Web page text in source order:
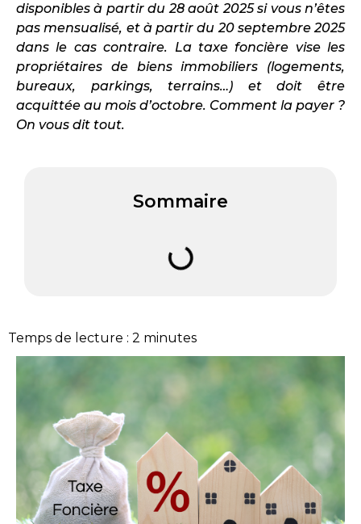
disponibles à partir du 28 août 2025 si vous n’êtes
pas mensualisé, et à partir du 20 septembre 2025
dans le cas contraire. La taxe foncière vise les
propriétaires de biens immobiliers (logements,
bureaux, parkings, terrains…) et doit être
acquittée au mois d’octobre. Comment la payer ?
On vous dit tout.
Sommaire
Temps de lecture : 2 minutes